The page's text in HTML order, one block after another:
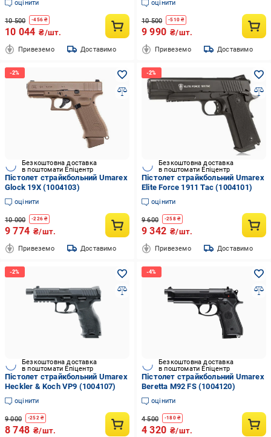
оцінити
10 500 -456 ₴
10 044 ₴/шт.
Привеземо Доставимо
оцінити
10 500 -510₴
9 990 ₴/шт.
Привеземо Доставимо
Безкоштовна доставка
в поштомати Епіцентр
Пістолет страйкбольний Umarex
Glock 19X (1004103)
оцінити
10 000 -226 ₴
9 774 ₴/шт.
Привеземо Доставимо
Безкоштовна доставка
в поштомати Епіцентр
Пістолет страйкбольний Umarex
Elite Force 1911 Tac (1004101)
оцінити
9 600 -258₴
9 342 ₴/шт.
Привеземо Доставимо
Безкоштовна доставка
в поштомати Епіцентр
Пістолет страйкбольний Umarex
Heckler & Koch VP9 (1004107)
оцінити
9 000 -252₴
8 748 ₴/шт.
Безкоштовна доставка
в поштомати Епіцентр
Пістолет страйкбольний Umarex
Beretta M92 FS (1004120)
оцінити
4 500 -180₴
4 320 ₴/шт.